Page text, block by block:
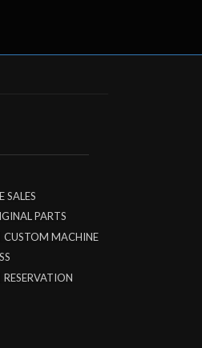
SALES
PARTS
MACHINE